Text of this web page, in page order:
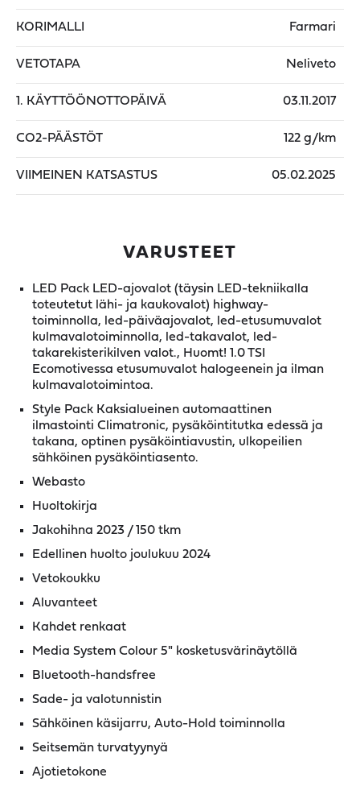
KORIMALLI Farmari
VETOTAPA Neliveto
1. KÄYTTÖÖNOTTOPÄIVÄ 03.11.2017
CO2-PÄÄSTÖT 122 g/km
VIIMEINEN KATSASTUS 05.02.2025
VARUSTEET
LED Pack LED-ajovalot (täysin LED-tekniikalla
toteutetut lähi- ja kaukovalot) highway-
toiminnolla, led-päiväajovalot, led-etusumuvalot
kulmavalotoiminnolla, led-takavalot, led-
takarekisterikilven valot., Huomt! 1.0 TSI
Ecomotivessa etusumuvalot halogeenein ja ilman
kulmavalotoimintoa.
Style Pack Kaksialueinen automaattinen
ilmastointi Climatronic, pysäköintitutka edessä ja
takana, optinen pysäköintiavustin, ulkopeilien
sähköinen pysäköintiasento.
Webasto
Huoltokirja
Jakohihna 2023 / 150 tkm
Edellinen huolto joulukuu 2024
Vetokoukku
Aluvanteet
Kahdet renkaat
Media System Colour 5" kosketusvärinäytöllä
Bluetooth-handsfree
Sade- ja valotunnistin
Sähköinen käsijarru, Auto-Hold toiminnolla
Seitsemän turvatyynyä
Ajotietokone